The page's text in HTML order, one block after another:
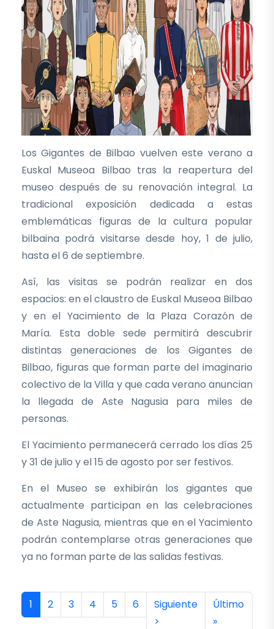
Los Gigantes de Bilbao vuelven este verano a
Euskal Museoa Bilbao tras la reapertura del
museo después de su renovación integral. La
tradicional exposición dedicada a estas
emblemáticas figuras de la cultura popular
bilbaina podrá visitarse desde hoy, 1 de julio,
hasta el 6 de septiembre.
Así, las visitas se podrán realizar en dos
espacios: en el claustro de Euskal Museoa Bilbao
y en el Yacimiento de la Plaza Corazón de
María. Esta doble sede permitirá descubrir
distintas generaciones de los Gigantes de
Bilbao, figuras que forman parte del imaginario
colectivo de la Villa y que cada verano anuncian
la llegada de Aste Nagusia para miles de
personas.
El Yacimiento permanecerá cerrado los días 25
y 31 de julio y el 15 de agosto por ser festivos.
En el Museo se exhibirán los gigantes que
actualmente participan en las celebraciones
de Aste Nagusia, mientras que en el Yacimiento
podrán contemplarse otras generaciones que
ya no forman parte de las salidas festivas.
Paginación
Página actual
1 Página
2 Página
3 Página
4 Página
5 Página
6 Siguiente página
Siguiente
>
Última
Último
»